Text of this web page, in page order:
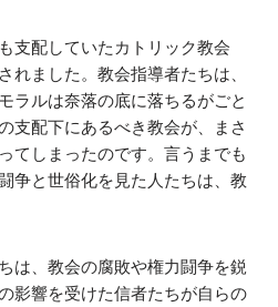
支配していたカトリック教会
れました。教会指導者たちは、
ラルは奈落の底に落ちるがごと
支配下にあるべき教会が、まさ
てしまったのです。言うまでも
争と世俗化を見た人たちは、教
は、教会の腐敗や権力闘争を鋭
影響を受けた信者たちが自らの